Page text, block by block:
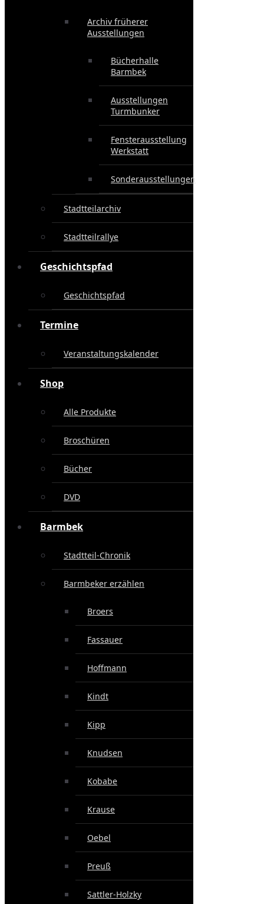
Archiv früherer
Ausstellungen
Bücherhalle
Barmbek
Ausstellungen
Turmbunker
Fensterausstellung
Werkstatt
Sonderausstellungen
Stadtteilarchiv
Stadtteilrallye
Geschichtspfad
Geschichtspfad
Termine
Veranstaltungskalender
Shop
Alle Produkte
Broschüren
Bücher
DVD
Barmbek
Stadtteil-Chronik
Barmbeker erzählen
Broers
Fassauer
Hoffmann
Kindt
Kipp
Knudsen
Kobabe
Krause
Oebel
Preuß
Sattler-Holzky